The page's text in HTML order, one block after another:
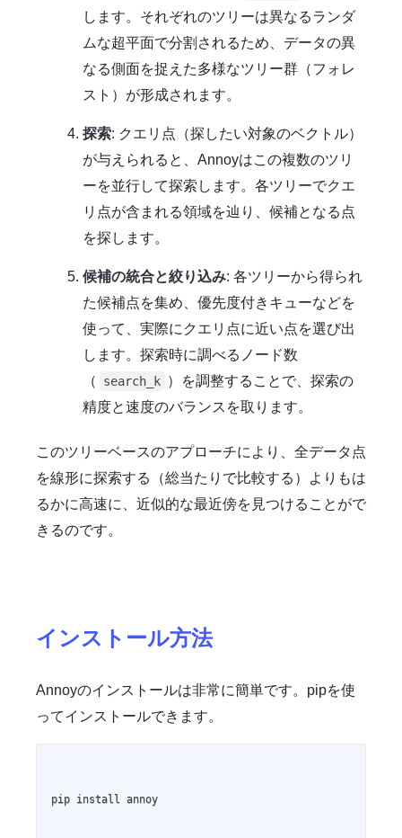
します。それぞれのツリーは異なるランダ
ムな超平面で分割されるため、データの異
なる側面を捉えた多様なツリー群（フォレ
スト）が形成されます。
探索: クエリ点（探したい対象のベクトル）
が与えられると、Annoyはこの複数のツリ
ーを並行して探索します。各ツリーでクエ
リ点が含まれる領域を辿り、候補となる点
を探します。
候補の統合と絞り込み: 各ツリーから得られ
た候補点を集め、優先度付きキューなどを
使って、実際にクエリ点に近い点を選び出
します。探索時に調べるノード数
（
search_k ）を調整することで、探索の
精度と速度のバランスを取ります。
このツリーベースのアプローチにより、全データ点
を線形に探索する（総当たりで比較する）よりもは
るかに高速に、近似的な最近傍を見つけることがで
きるのです。
インストール方法
Annoyのインストールは非常に簡単です。pipを使
ってインストールできます。
pip install annoy